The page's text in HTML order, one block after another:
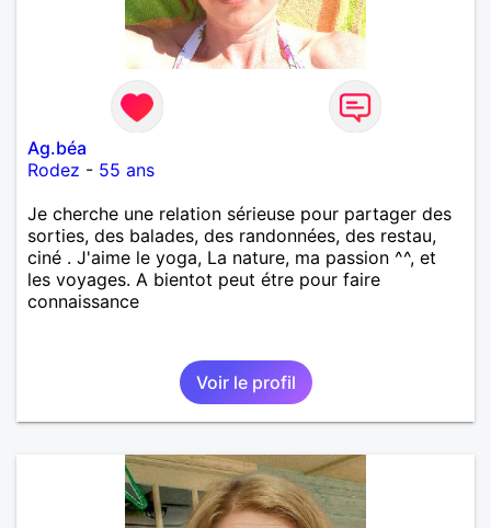
Ag.béa
Rodez - 55 ans
Je cherche une relation sérieuse pour partager des
sorties, des balades, des randonnées, des restau,
ciné . J'aime le yoga, La nature, ma passion ^^, et
les voyages. A bientot peut étre pour faire
connaissance
Voir le profil